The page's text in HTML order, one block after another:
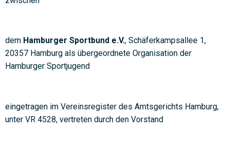
dem Hamburger Sportbund e.V., Schäferkampsallee 1,
20357 Hamburg als übergeordnete Organisation der
Hamburger Sportjugend
eingetragen im Vereinsregister des Amtsgerichts Hamburg,
unter VR 4528, vertreten durch den Vorstand